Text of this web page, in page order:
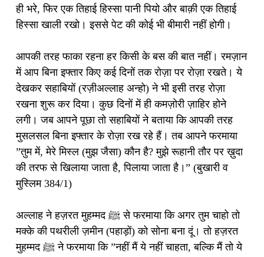
ही भरे, फिर एक तिहाई हिस्सा पानी पियो और बाक़ी एक तिहाई
हिस्सा खाली रखो। इससे पेट की कोई भी बीमारी नहीं होगी।
आपकी तरह फाका रहना हर किसी के बस की बात नहीं। रमज़ान
में आप बिना इफ्तार किए कई दिनों तक रोज़ा पर रोज़ा रखते। ये
देखकर सहाबियों (रज़ीअल्लाह अन्हो) ने भी इसी तरह रोज़ा
रखना शुरू कर दिया। कुछ दिनों में ही कमज़ोरी ज़ाहिर होने
लगी। जब आपने पूछा तो सहाबियों ने बताया कि आपकी तरह
मुसलसल बिना इफ्तार के रोज़ा रख रहे हैं। तब आपने फरमाया
”तुम में, मेरे मिस्ल (मुझ जैसा) कौन है? मुझे रूहानी तौर पर ख़ुदा
की तरफ से खिलाया जाता है, पिलाया जाता है।” (बुखारी व
मुस्लिम 384/1)
अल्लाह ने हज़रत मुहम्मद ﷺ से फरमाया कि अगर तुम चाहो तो
मक्के की पथरीली ज़मीन (पहाड़ों) को सोना बना दूं। तो हज़रत
मुहम्मद ﷺ ने फरमाया कि ”नहीं मैं ये नहीं चाहता, बल्कि मैं तो ये